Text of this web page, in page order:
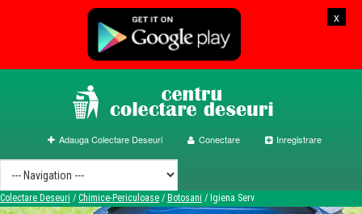
x
Adauga Colectare Deseuri Conectare Inregistrare
Colectare Deseuri / Chimice-Periculoase / Botosani / Igiena Serv